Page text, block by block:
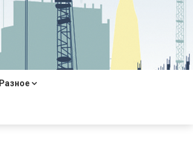
Разное